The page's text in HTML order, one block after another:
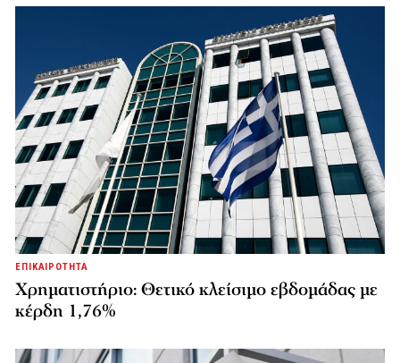
ΕΠΙΚΑΙΡΟΤΗΤΑ
Χρηματιστήριο: Θετικό κλείσιμο εβδομάδας με
κέρδη 1,76%